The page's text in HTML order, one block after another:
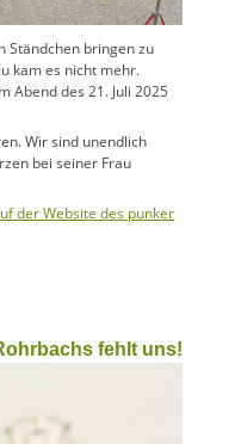
Ständchen bringen zu
kam es nicht mehr.
Abend des 21. Juli 2025
Wir sind unendlich
bei seiner Frau
der Website des punker
fehlt uns!